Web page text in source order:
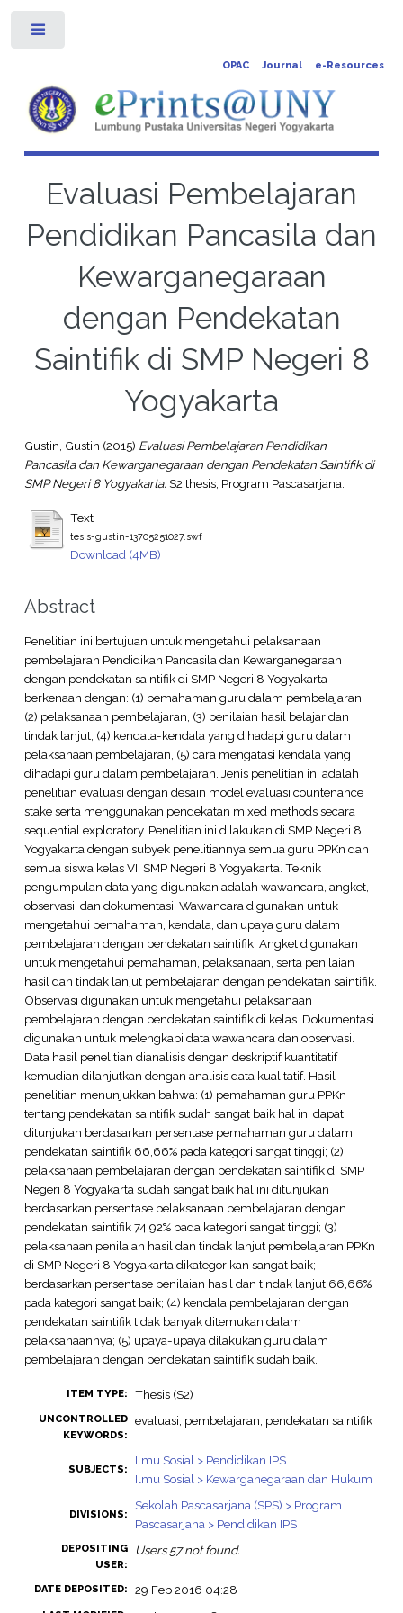
OPAC Journal e-Resources
Evaluasi Pembelajaran
Pendidikan Pancasila dan
Kewarganegaraan
dengan Pendekatan
Saintifik di SMP Negeri 8
Yogyakarta
Gustin, Gustin (2015) Evaluasi Pembelajaran Pendidikan
Pancasila dan Kewarganegaraan dengan Pendekatan Saintifik di
SMP Negeri 8 Yogyakarta. S2 thesis, Program Pascasarjana.
Text
tesis-gustin-13705251027.swf
Download (4MB)
Abstract
Penelitian ini bertujuan untuk mengetahui pelaksanaan
pembelajaran Pendidikan Pancasila dan Kewarganegaraan
dengan pendekatan saintifik di SMP Negeri 8 Yogyakarta
berkenaan dengan: (1) pemahaman guru dalam pembelajaran,
(2) pelaksanaan pembelajaran, (3) penilaian hasil belajar dan
tindak lanjut, (4) kendala-kendala yang dihadapi guru dalam
pelaksanaan pembelajaran, (5) cara mengatasi kendala yang
dihadapi guru dalam pembelajaran. Jenis penelitian ini adalah
penelitian evaluasi dengan desain model evaluasi countenance
stake serta menggunakan pendekatan mixed methods secara
sequential exploratory. Penelitian ini dilakukan di SMP Negeri 8
Yogyakarta dengan subyek penelitiannya semua guru PPKn dan
semua siswa kelas VII SMP Negeri 8 Yogyakarta. Teknik
pengumpulan data yang digunakan adalah wawancara, angket,
observasi, dan dokumentasi. Wawancara digunakan untuk
mengetahui pemahaman, kendala, dan upaya guru dalam
pembelajaran dengan pendekatan saintifik. Angket digunakan
untuk mengetahui pemahaman, pelaksanaan, serta penilaian
hasil dan tindak lanjut pembelajaran dengan pendekatan saintifik.
Observasi digunakan untuk mengetahui pelaksanaan
pembelajaran dengan pendekatan saintifik di kelas. Dokumentasi
digunakan untuk melengkapi data wawancara dan observasi.
Data hasil penelitian dianalisis dengan deskriptif kuantitatif
kemudian dilanjutkan dengan analisis data kualitatif. Hasil
penelitian menunjukkan bahwa: (1) pemahaman guru PPKn
tentang pendekatan saintifik sudah sangat baik hal ini dapat
ditunjukan berdasarkan persentase pemahaman guru dalam
pendekatan saintifik 66,66% pada kategori sangat tinggi; (2)
pelaksanaan pembelajaran dengan pendekatan saintifik di SMP
Negeri 8 Yogyakarta sudah sangat baik hal ini ditunjukan
berdasarkan persentase pelaksanaan pembelajaran dengan
pendekatan saintifik 74,92% pada kategori sangat tinggi; (3)
pelaksanaan penilaian hasil dan tindak lanjut pembelajaran PPKn
di SMP Negeri 8 Yogyakarta dikategorikan sangat baik;
berdasarkan persentase penilaian hasil dan tindak lanjut 66,66%
pada kategori sangat baik; (4) kendala pembelajaran dengan
pendekatan saintifik tidak banyak ditemukan dalam
pelaksanaannya; (5) upaya-upaya dilakukan guru dalam
pembelajaran dengan pendekatan saintifik sudah baik.
ITEM TYPE: Thesis (S2)
UNCONTROLLED
KEYWORDS:
evaluasi, pembelajaran, pendekatan saintifik
SUBJECTS:
Ilmu Sosial > Pendidikan IPS
Ilmu Sosial > Kewarganegaraan dan Hukum
DIVISIONS:
Sekolah Pascasarjana (SPS) > Program
Pascasarjana > Pendidikan IPS
DEPOSITING
USER:
Users 57 not found.
DATE DEPOSITED: 29 Feb 2016 04:28